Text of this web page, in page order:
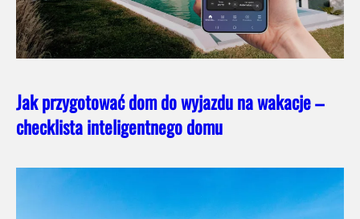
Jak przygotować dom do wyjazdu na wakacje –
checklista inteligentnego domu